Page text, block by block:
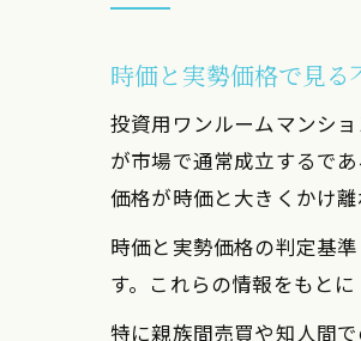
時価と実勢価格で見
投資用ワンルームマンシ
が市場で通常成立するで
価格が時価と大きくかけ
時価と実勢価格の判定基
す。これらの情報をもと
特に親族間売買や知人間